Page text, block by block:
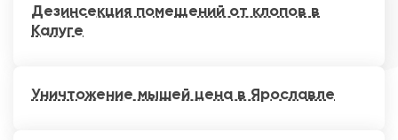
Дезинсекция помещений от клопов в
Калуге
Уничтожение мышей цена в Ярославле